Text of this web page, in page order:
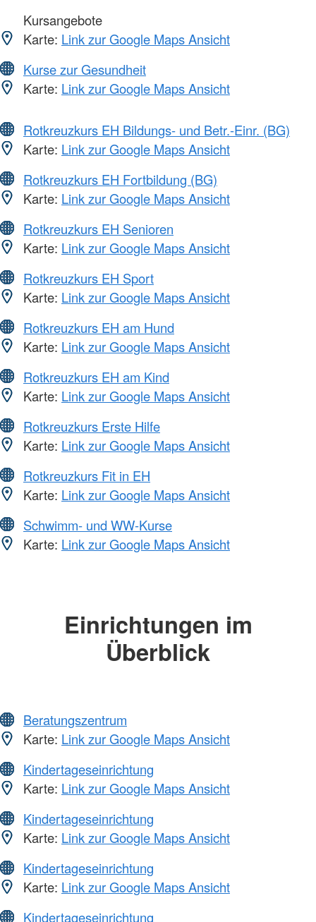
Kursangebote
Karte: Link zur Google Maps Ansicht
Kurse zur Gesundheit
Karte: Link zur Google Maps Ansicht
Rotkreuzkurs EH Bildungs- und Betr.-Einr. (BG)
Karte: Link zur Google Maps Ansicht
Rotkreuzkurs EH Fortbildung (BG)
Karte: Link zur Google Maps Ansicht
Rotkreuzkurs EH Senioren
Karte: Link zur Google Maps Ansicht
Rotkreuzkurs EH Sport
Karte: Link zur Google Maps Ansicht
Rotkreuzkurs EH am Hund
Karte: Link zur Google Maps Ansicht
Rotkreuzkurs EH am Kind
Karte: Link zur Google Maps Ansicht
Rotkreuzkurs Erste Hilfe
Karte: Link zur Google Maps Ansicht
Rotkreuzkurs Fit in EH
Karte: Link zur Google Maps Ansicht
Schwimm- und WW-Kurse
Karte: Link zur Google Maps Ansicht
Einrichtungen im
Überblick
Beratungszentrum
Karte: Link zur Google Maps Ansicht
Kindertageseinrichtung
Karte: Link zur Google Maps Ansicht
Kindertageseinrichtung
Karte: Link zur Google Maps Ansicht
Kindertageseinrichtung
Karte: Link zur Google Maps Ansicht
Kindertageseinrichtung